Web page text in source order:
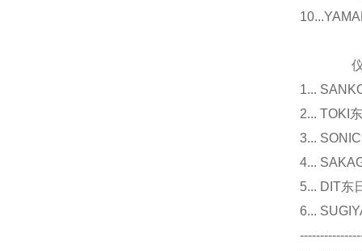
仪器
1...
2... TOKI
3...
4...
5... DIT东
6...